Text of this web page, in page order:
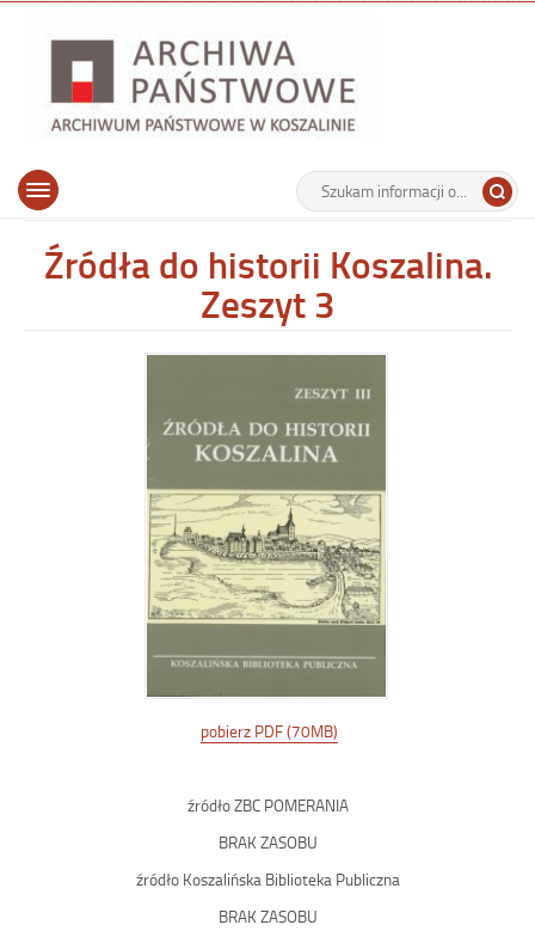
Archiwum Państwowe w Koszalinie
Wyszukiwarka
Tutaj
wpisz
Górne
Otwórz
główne
Źródła do historii Koszalina.
Zeszyt 3
pobierz PDF (70MB)
źródło ZBC POMERANIA
BRAK ZASOBU
źródło Koszalińska Biblioteka Publiczna
BRAK ZASOBU